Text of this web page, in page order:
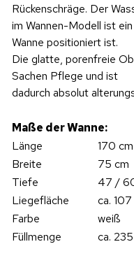
Rückenschräge. Der
im Wannen-Modell ist
Wanne positioniert ist.
Die glatte, porenfreie
Sachen Pflege und ist
dadurch absolut
Maße der Wanne:
Länge
170 cm
Breite
75 cm
Tiefe
47 /
Liegefläche
ca.
Farbe
weiß
Füllmenge
ca.